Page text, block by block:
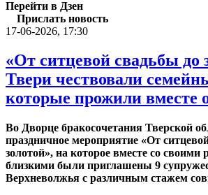
Перейти в Дзен
Прислать новость
17-06-2026, 17:30
«От ситцевой свадьбы до
Твери чествовали
которые прожили вместе
Во Дворце бракосочетания Тверской
праздничное мероприятие «От
золотой», на которое вместе со
близкими были приглашены 9
Верхневолжья с различным стажем